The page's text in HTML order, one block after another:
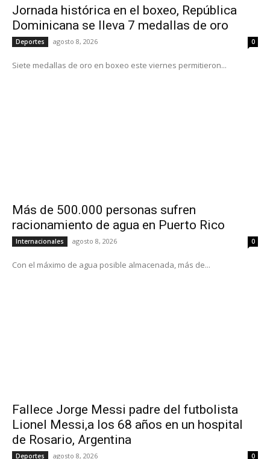
Jornada histórica en el boxeo, República
Dominicana se lleva 7 medallas de oro
Deportes agosto 8, 2026 0
Siete medallas de oro en boxeo este viernes permitieron...
Más de 500.000 personas sufren
racionamiento de agua en Puerto Rico
Internacionales agosto 8, 2026 0
Con el máximo de agua posible almacenada, más de...
Fallece Jorge Messi padre del futbolista
Lionel Messi,a los 68 años en un hospital
de Rosario, Argentina
Deportes agosto 8, 2026 0